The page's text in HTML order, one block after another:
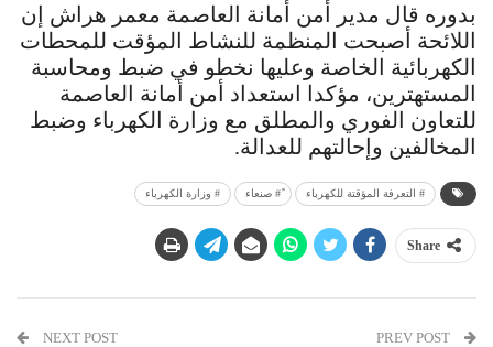
بدوره قال مدير أمن أمانة العاصمة معمر هراش إن
اللائحة أصبحت المنظمة للنشاط المؤقت للمحطات
الكهربائية الخاصة وعليها نخطو في ضبط ومحاسبة
المستهترين، مؤكدا استعداد أمن أمانة العاصمة
للتعاون الفوري والمطلق مع وزارة الكهرباء وضبط
المخالفين وإحالتهم للعدالة.
# التعرفة المؤقتة للكهرباء ً# صنعاء # وزارة الكهرباء
Share
NEXT POST